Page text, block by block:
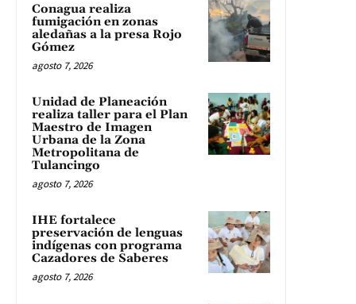
Conagua realiza
fumigación en zonas
aledañas a la presa Rojo
Gómez
agosto 7, 2026
Unidad de Planeación
realiza taller para el Plan
Maestro de Imagen
Urbana de la Zona
Metropolitana de
Tulancingo
agosto 7, 2026
IHE fortalece
preservación de lenguas
indígenas con programa
Cazadores de Saberes
agosto 7, 2026